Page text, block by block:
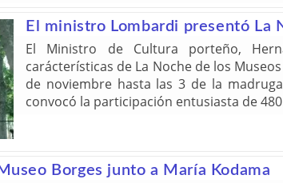
El ministro Lombardi presentó La
El Ministro de Cultura porteño,
carácterísticas de La Noche de los
de noviembre hasta las 3 de la
convocó la participación entusiasta de
Borges junto a María Kodama